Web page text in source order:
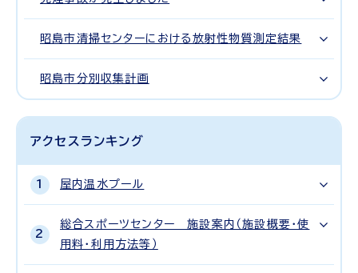
昭島市清掃センターにおける放射性物質測定結果
昭島市分別収集計画
アクセスランキング
屋内温水プール
総合スポーツセンター 施設案内（施設概要・使
用料・利用方法等）